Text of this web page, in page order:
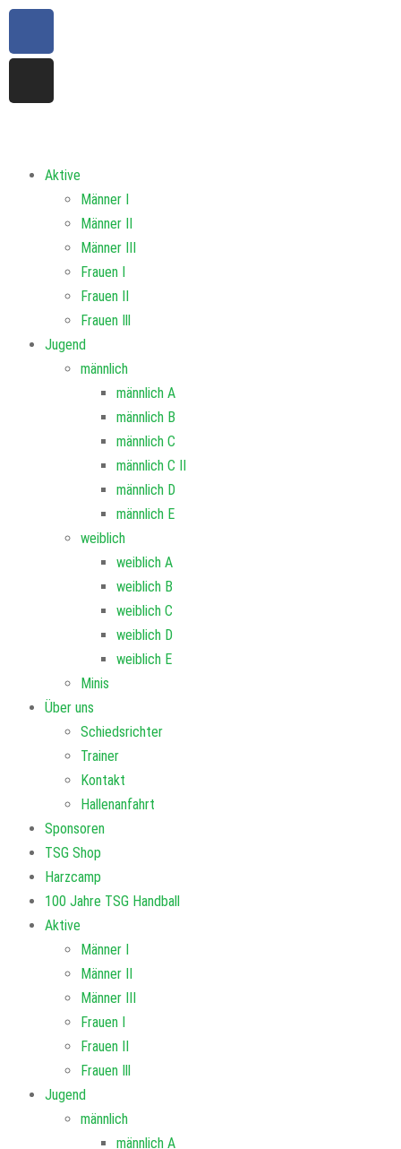
Aktive
Männer I
Männer II
Männer III
Frauen I
Frauen II
Frauen Ill
Jugend
männlich
männlich A
männlich B
männlich C
männlich C II
männlich D
männlich E
weiblich
weiblich A
weiblich B
weiblich C
weiblich D
weiblich E
Minis
Über uns
Schiedsrichter
Trainer
Kontakt
Hallenanfahrt
Sponsoren
TSG Shop
Harzcamp
100 Jahre TSG Handball
Aktive
Männer I
Männer II
Männer III
Frauen I
Frauen II
Frauen Ill
Jugend
männlich
männlich A